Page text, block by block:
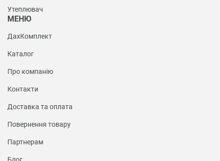
Утеплювач
МЕНЮ
ДахКомплект
Каталог
Про компанію
Контакти
Доставка та оплата
Повернення товару
Партнерам
Блог